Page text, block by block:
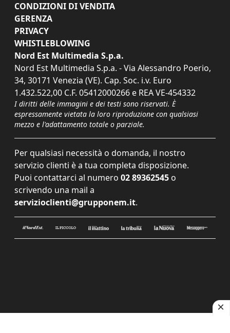
CONDIZIONI DI VENDITA
GERENZA
PRIVACY
WHISTLEBLOWING
Nord Est Multimedia S.p.a.
Nord Est Multimedia S.p.a. - Via Alessandro Poerio,
34, 30171 Venezia (VE). Cap. Soc. i.v. Euro
1.432.522,00 C.F. 05412000266 e REA VE-454332
I diritti delle immagini e dei testi sono riservati. È
espressamente vietata la loro riproduzione con qualsiasi
mezzo e l'adattamento totale o parziale.
Per qualsiasi necessità o domanda, il nostro
servizio clienti è a tua completa disposizione.
Puoi contattarci al numero 02 89362545 o
scrivendo una mail a
servizioclienti@grupponem.it.